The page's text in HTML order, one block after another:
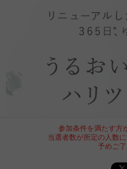
参加条件を満たす方
当選者数が所定の人数
予めご了